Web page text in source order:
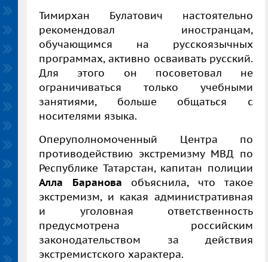
Тимирхан Булатович настоятельно
рекомендовал иностранцам,
обучающимся на русскоязычных
программах, активно осваивать русский.
Для этого он посоветовал не
ограничиваться только учебными
занятиями, больше общаться с
носителями языка.
Оперуполномоченный Центра по
противодействию экстремизму МВД по
Республике Татарстан, капитан полиции
Алла Баранова объяснила, что такое
экстремизм, и какая административная
и уголовная ответственность
предусмотрена российским
законодательством за действия
экстремистского характера.